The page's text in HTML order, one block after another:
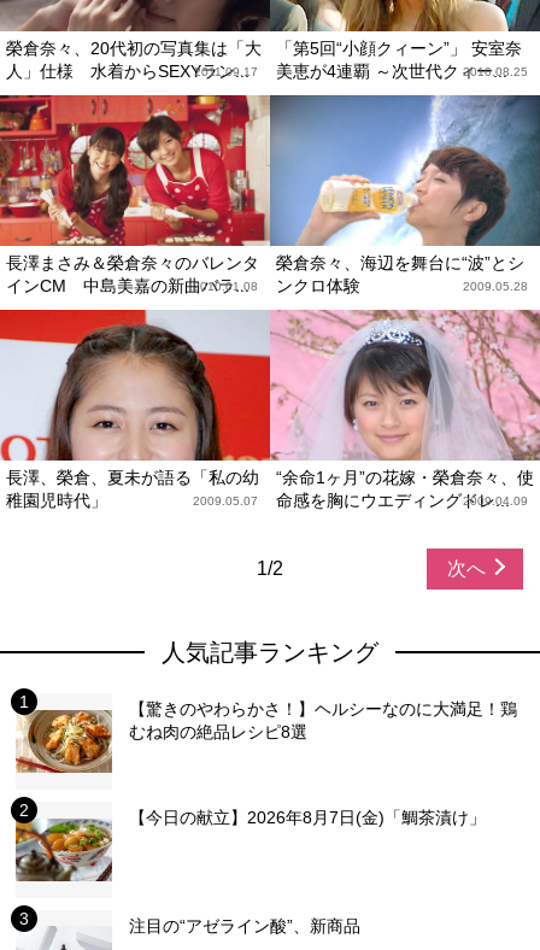
榮倉奈々、20代初の写真集は「大
人」仕様 水着からSEXYラン...
2011.09.17
「第5回“小顔クィーン”」 安室奈
美恵が4連覇 ～次世代クィー...
2010.08.25
長澤まさみ＆榮倉奈々のバレンタ
インCM 中島美嘉の新曲バラ...
2010.01.08
榮倉奈々、海辺を舞台に“波”とシ
ンクロ体験
2009.05.28
長澤、榮倉、夏未が語る「私の幼
稚園児時代」
2009.05.07
“余命1ヶ月”の花嫁・榮倉奈々、使
命感を胸にウエディングドレ...
2009.04.09
1/2 次へ
人気記事ランキング
【驚きのやわらかさ！】ヘルシーなのに大満足！鶏
むね肉の絶品レシピ8選
【今日の献立】2026年8月7日(金)「鯛茶漬け」
注目の“アゼライン酸”、新商品